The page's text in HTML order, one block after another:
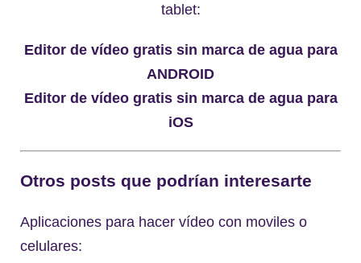
tablet:
Editor de vídeo gratis sin marca de agua para
ANDROID
Editor de vídeo gratis sin marca de agua para
iOS
Otros posts que podrían interesarte
Aplicaciones para hacer vídeo con moviles o
celulares: